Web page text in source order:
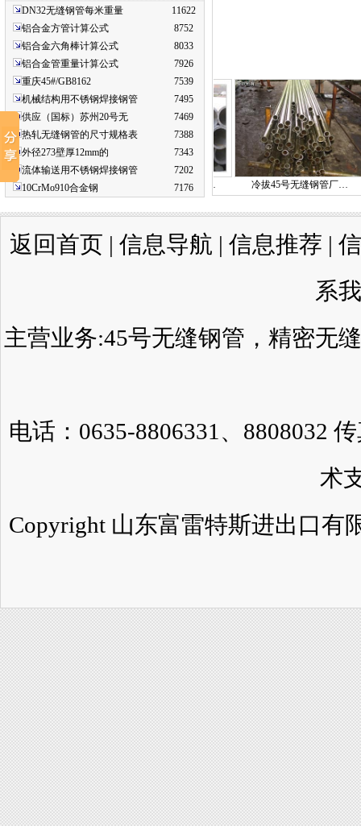
DN32无缝钢管每米重量
11622
铝合金方管计算公式
8752
铝合金六角棒计算公式
8033
铝合金管重量计算公式
7926
重庆45#/GB8162
7539
机械结构用不锈钢焊接钢管
7495
供应（国标）苏州20号无
7469
热轧无缝钢管的尺寸规格表
7388
外径273壁厚12mm的
7343
流体输送用不锈钢焊接钢管
7202
10CrMo910合金钢
7176
|天津石油套… 10CrMo910合金管|10… 冷拔45号无缝钢管厂…
返回首页 | 信息导航 | 信息推荐 |
系
主营业务:45号无缝钢管 ， 精密无
电话：0635-8806331、8808032
术
Copyright 山东富雷特斯进出口有